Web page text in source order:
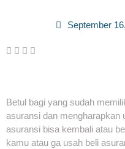
September
Betul bagi yang sudah
asuransi dan mengharapkan
asuransi bisa kembali atau
kamu atau ga usah beli